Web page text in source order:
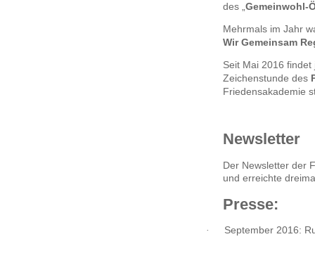
des „ Gemeinwohl-
Mehrmals im Jahr
Wir Gemeinsam
Seit Mai 2016
Zeichenstunde des
Friedensakademie
Newsletter
Der Newsletter der
und erreichte
Presse:
· September 2016: